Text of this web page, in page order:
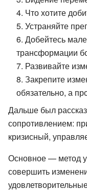
4. Что хотите
5. Устраняйте
6. Добейтесь
трансформации
7. Развивайте
8. Закрепите
обязательно, а
Дальше был
сопротивлением:
кризисный,
Основное — метод
совершить